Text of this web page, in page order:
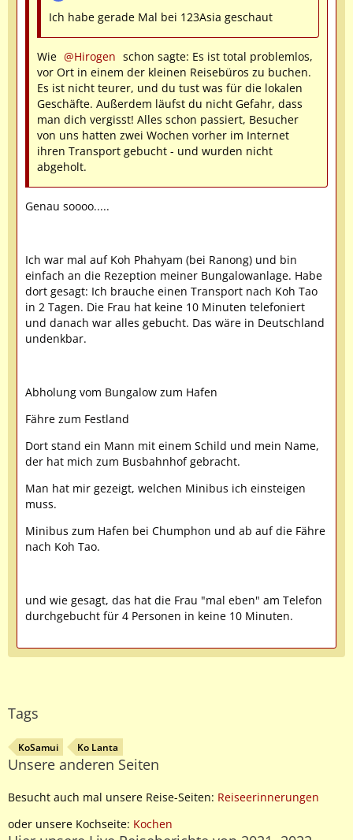
Ich habe gerade Mal bei 123Asia geschaut
Wie Hirogen schon sagte: Es ist total problemlos,
vor Ort in einem der kleinen Reisebüros zu buchen.
Es ist nicht teurer, und du tust was für die lokalen
Geschäfte. Außerdem läufst du nicht Gefahr, dass
man dich vergisst! Alles schon passiert, Besucher
von uns hatten zwei Wochen vorher im Internet
ihren Transport gebucht - und wurden nicht
abgeholt.
Genau soooo.....
Ich war mal auf Koh Phahyam (bei Ranong) und bin
einfach an die Rezeption meiner Bungalowanlage. Habe
dort gesagt: Ich brauche einen Transport nach Koh Tao
in 2 Tagen. Die Frau hat keine 10 Minuten telefoniert
und danach war alles gebucht. Das wäre in Deutschland
undenkbar.
Abholung vom Bungalow zum Hafen
Fähre zum Festland
Dort stand ein Mann mit einem Schild und mein Name,
der hat mich zum Busbahnhof gebracht.
Man hat mir gezeigt, welchen Minibus ich einsteigen
muss.
Minibus zum Hafen bei Chumphon und ab auf die Fähre
nach Koh Tao.
und wie gesagt, das hat die Frau "mal eben" am Telefon
durchgebucht für 4 Personen in keine 10 Minuten.
Tags
KoSamui Ko Lanta
Unsere anderen Seiten
Besucht auch mal unsere Reise-Seiten: Reiseerinnerungen
oder unsere Kochseite: Kochen